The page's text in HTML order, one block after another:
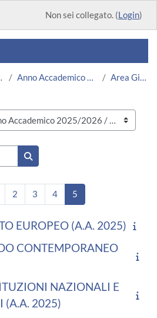
Non sei collegato. (Login)
Anno Accademico 2025/2026 Area Giuridica
Cerca corsi
precedente
Pagina 1
2Pagina 2
3Pagina 3
4Pagina 4
5Pagina 5
EUROPEO (A.A. 2025)
CONTEMPORANEO
NAZIONALI E
(A.A. 2025)